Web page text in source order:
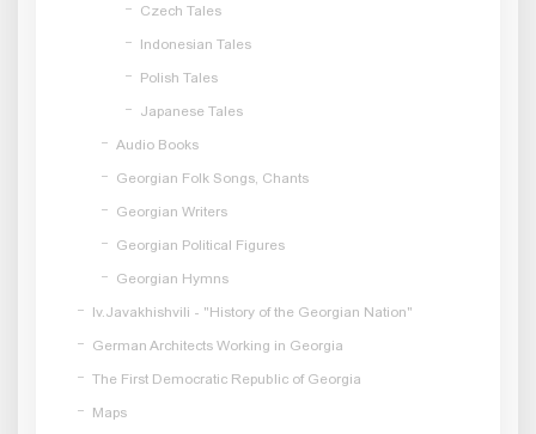
Czech Tales
Indonesian Tales
Polish Tales
Japanese Tales
Audio Books
Georgian Folk Songs, Chants
Georgian Writers
Georgian Political Figures
Georgian Hymns
Iv.Javakhishvili - "History of the Georgian Nation"
German Architects Working in Georgia
The First Democratic Republic of Georgia
Maps